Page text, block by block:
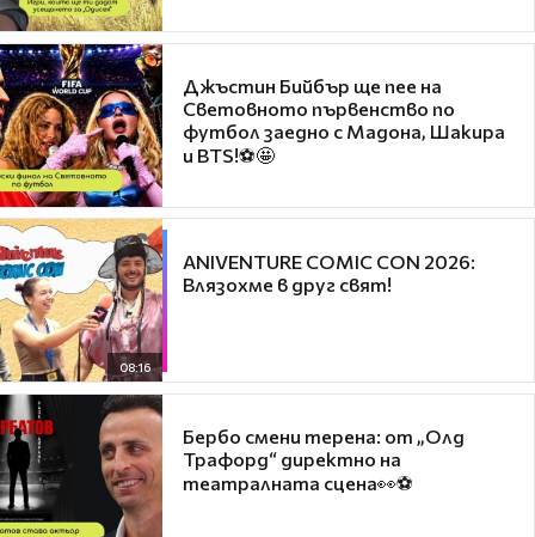
Джъстин Бийбър ще пее на
Световното първенство по
футбол заедно с Мадона, Шакира
и BTS!⚽🤩
08:16
ANIVENTURE COMIC CON 2026:
Влязохме в друг свят!
Бербо смени терена: от „Олд
Трафорд“ директно на
театралната сцена👀⚽